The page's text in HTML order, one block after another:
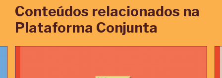
Conteúdos relacionados na
Plataforma Conjunta